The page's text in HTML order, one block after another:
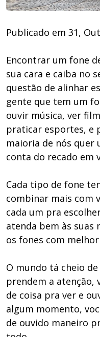
Publicado em 31,
Encontrar um fone
sua cara e caiba no
questão de alinhar
gente que tem um
ouvir música, ver
praticar esportes, e
maioria de nós quer
conta do recado em
Cada tipo de fone
combinar mais com
cada um pra
atenda bem às suas
os fones com
O mundo tá cheio
prendem a atenção,
de coisa pra ver e
algum momento,
de ouvido maneiro